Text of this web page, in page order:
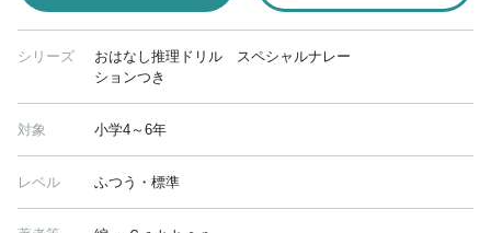
シリーズ
おはなし推理ドリル スペシャルナレー
ションつき
対象 小学4～6年
レベル ふつう・標準